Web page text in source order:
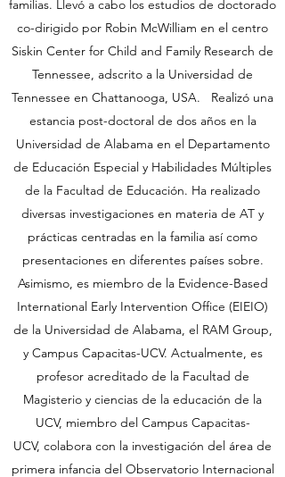
familias. Llevó a cabo los estudios de doctorado
co-dirigido por Robin McWilliam en el centro
Siskin Center for Child and Family Research de
Tennessee, adscrito a la Universidad de
Tennessee en Chattanooga, USA. Realizó una
estancia post-doctoral de dos años en la
Universidad de Alabama en el Departamento
de Educación Especial y Habilidades Múltiples
de la Facultad de Educación. Ha realizado
diversas investigaciones en materia de AT y
prácticas centradas en la familia así como
presentaciones en diferentes países sobre.
Asimismo, es miembro de la Evidence-Based
International Early Intervention Office (EIEIO)
de la Universidad de Alabama, el RAM Group,
y Campus Capacitas-UCV. Actualmente, es
profesor acreditado de la Facultad de
Magisterio y ciencias de la educación de la
UCV, miembro del Campus Capacitas-
UCV, colabora con la investigación del área de
primera infancia del Observatorio Internacional